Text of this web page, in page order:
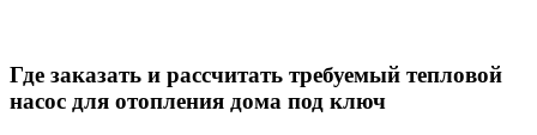
Где заказать и рассчитать требуемый тепловой
насос для отопления дома под ключ